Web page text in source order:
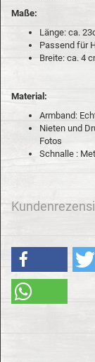
Maße:
Länge: ca.
Passend für
Breite: ca. 4
Material:
Armband:
Nieten und
Fotos
Schnalle :